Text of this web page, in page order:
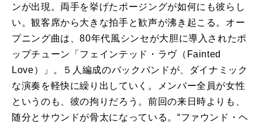
ンが出現。両手を挙げたポージングが如何にも彼らし
い。観客席から大きな拍手と歓声が沸き起こる。オー
プニング曲は、80年代風シンセが大胆に導入されたポ
ップチューン「フェインテッド・ラヴ（Fainted
Love）」。５人編成のバックバンドが、ダイナミック
な演奏を軽快に繰り出していく。メンバー全員が女性
というのも、彼の拘りだろう。前回の来日時よりも、
随分とサウンドが骨太になっている。“ファウンド・ヘ